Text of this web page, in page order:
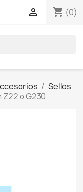
shopping_cart (0)

Sellos
Z22 o G230